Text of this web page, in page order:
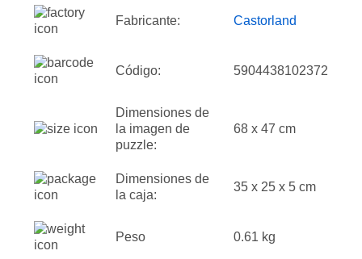
Fabricante: Castorland
Código: 5904438102372
Dimensiones de
la imagen de
puzzle:
68 x 47 cm
Dimensiones de
la caja:
35 x 25 x 5 cm
Peso 0.61 kg